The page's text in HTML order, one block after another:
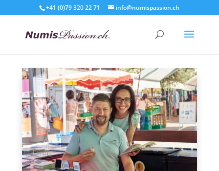
+41 (0)79 320 22 71 info@numispassion.ch